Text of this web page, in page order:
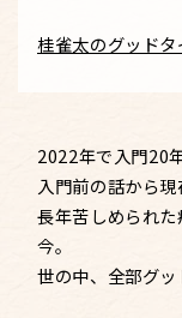
桂雀太のグッド
2022年で入門20
入門前の話から現
長年苦しめられ
今。
世の中、全部グッ